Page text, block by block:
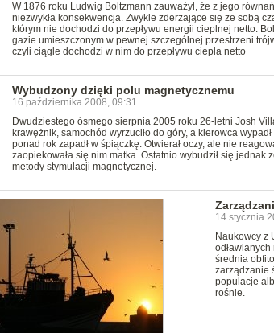
W 1876 roku Ludwig Boltzmann zauważył, że z jego
niezwykła konsekwencja. Zwykle zderzające się ze sobą
którym nie dochodzi do przepływu energii cieplnej netto.
gazie umieszczonym w pewnej szczególnej przestrzeni
czyli ciągle dochodzi w nim do przepływu ciepła netto
Wybudzony dzięki polu magnetycznemu
16 października 2008, 09:31
Dwudziestego ósmego sierpnia 2005 roku 26-letni Josh
krawężnik, samochód wyrzuciło do góry, a kierowca
ponad rok zapadł w śpiączkę. Otwierał oczy, ale nie
zaopiekowała się nim matka. Ostatnio wybudził się
metody stymulacji magnetycznej.
14 stycznia
Naukowcy z
średnia
zarządzanie
populacje
rośnie.